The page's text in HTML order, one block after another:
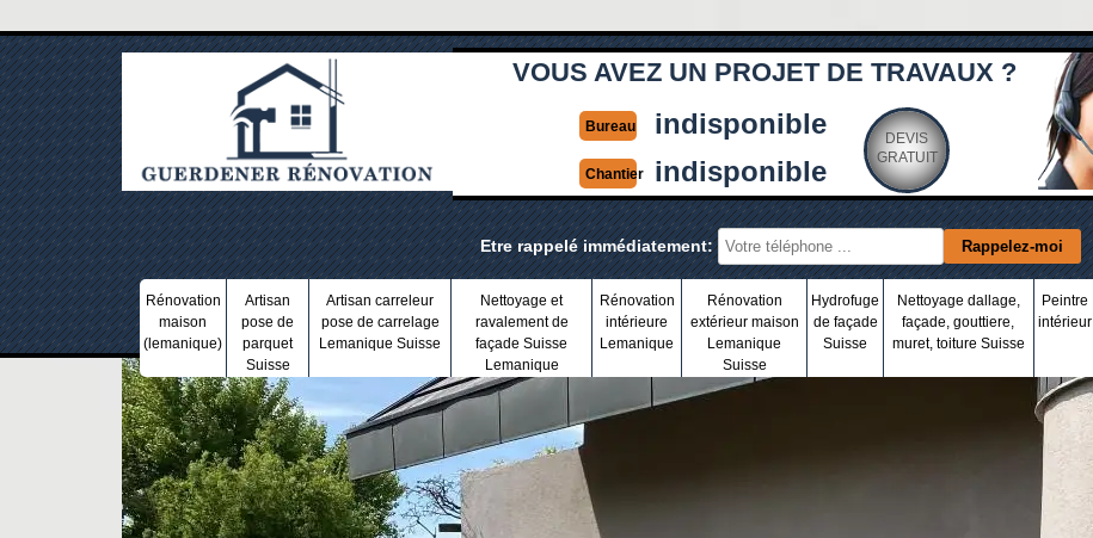
VOUS AVEZ UN PROJET DE TRAVAUX ?
Bureau indisponible
Chantier indisponible
DEVIS
GRATUIT
Etre rappelé immédiatement:
Rénovation
maison
(lemanique)
Artisan
pose de
parquet
Suisse
Artisan carreleur
pose de carrelage
Lemanique Suisse
Nettoyage et
ravalement de
façade Suisse
Lemanique
Rénovation
intérieure
Lemanique
Rénovation
extérieur maison
Lemanique
Suisse
Hydrofuge
de façade
Suisse
Nettoyage dallage,
façade, gouttiere,
muret, toiture Suisse
Peintre
intérieur